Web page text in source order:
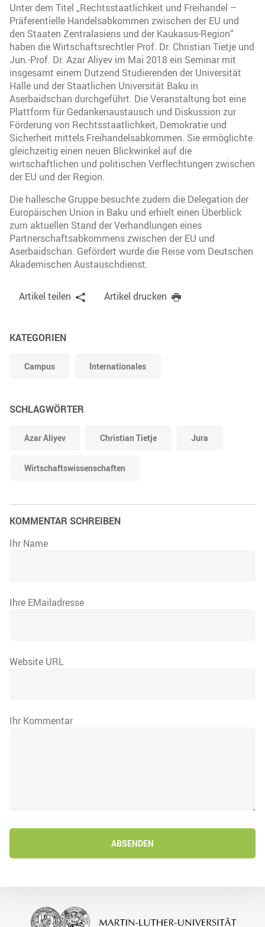
Unter dem Titel „Rechtsstaatlichkeit und Freihandel –
Präferentielle Handelsabkommen zwischen der EU und
den Staaten Zentralasiens und der Kaukasus-Region“
haben die Wirtschaftsrechtler Prof. Dr. Christian Tietje und
Jun.-Prof. Dr. Azar Aliyev im Mai 2018 ein Seminar mit
insgesamt einem Dutzend Studierenden der Universität
Halle und der Staatlichen Universität Baku in
Aserbaidschan durchgeführt. Die Veranstaltung bot eine
Plattform für Gedankenaustausch und Diskussion zur
Förderung von Rechtsstaatlichkeit, Demokratie und
Sicherheit mittels Freihandelsabkommen. Sie ermöglichte
gleichzeitig einen neuen Blickwinkel auf die
wirtschaftlichen und politischen Verflechtungen zwischen
der EU und der Region.
Die hallesche Gruppe besuchte zudem die Delegation der
Europäischen Union in Baku und erhielt einen Überblick
zum aktuellen Stand der Verhandlungen eines
Partnerschaftsabkommens zwischen der EU und
Aserbaidschan. Gefördert wurde die Reise vom Deutschen
Akademischen Austauschdienst.
Artikel teilen Artikel drucken
KATEGORIEN
Campus Internationales
SCHLAGWÖRTER
Azar Aliyev Christian Tietje Jura
Wirtschaftswissenschaften
KOMMENTAR SCHREIBEN
Ihr Name
Ihre EMailadresse
Website URL
Ihr Kommentar
ABSENDEN